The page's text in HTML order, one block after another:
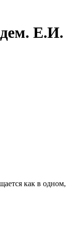
Е.И.
как в одном,